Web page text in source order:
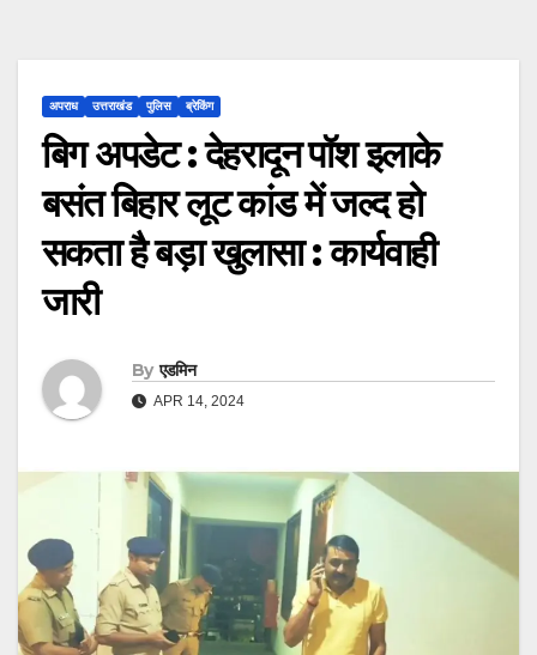
अपराध उत्तराखंड पुलिस ब्रेकिंग
बिग अपडेट : देहरादून पॉश इलाके
बसंत बिहार लूट कांड में जल्द हो
सकता है बड़ा खुलासा : कार्यवाही
जारी
By एडमिन
APR 14, 2024